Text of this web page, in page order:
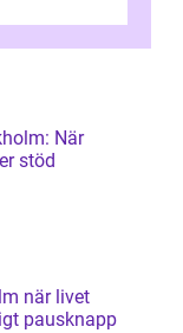
När
stöd
pausknapp